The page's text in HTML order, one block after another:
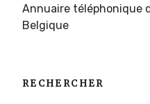
Annuaire téléphonique
Belgique
RECHERCHER